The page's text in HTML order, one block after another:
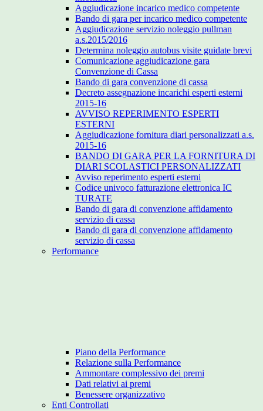
Aggiudicazione incarico medico competente
Bando di gara per incarico medico competente
Aggiudicazione servizio noleggio pullman
a.s.2015/2016
Determina noleggio autobus visite guidate brevi
Comunicazione aggiudicazione gara
Convenzione di Cassa
Bando di gara convenzione di cassa
Decreto assegnazione incarichi esperti esterni
2015-16
AVVISO REPERIMENTO ESPERTI
ESTERNI
Aggiudicazione fornitura diari personalizzati a.s.
2015-16
BANDO DI GARA PER LA FORNITURA DI
DIARI SCOLASTICI PERSONALIZZATI
Avviso reperimento esperti esterni
Codice univoco fatturazione elettronica IC
TURATE
Bando di gara di convenzione affidamento
servizio di cassa
Bando di gara di convenzione affidamento
servizio di cassa
Performance
Piano della Performance
Relazione sulla Performance
Ammontare complessivo dei premi
Dati relativi ai premi
Benessere organizzativo
Enti Controllati